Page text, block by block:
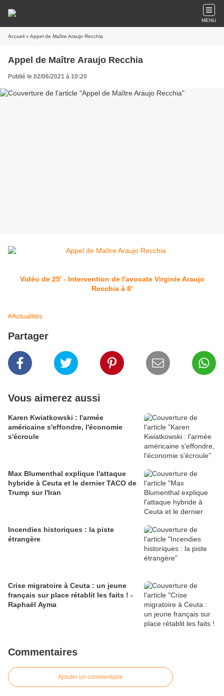
MENU
Accueil » Appel de Maître Araujo Recchia
Appel de Maître Araujo Recchia
Publié le 02/06/2021 à 10:20
Vidéo de 25' - Intervention de l'avocate Virginie Araujo
Recchia à 8'
#Actualités
Partager
Vous aimerez aussi
Karen Kwiatkowski : l'armée
américaine s'effondre, l'économie
s'écroule
Max Blumenthal explique l'attaque
hybride à Ceuta et le dernier TACO de
Trump sur l'Iran
Incendies historiques : la piste
étrangère
Crise migratoire à Ceuta : un jeune
français sur place rétablit les faits ! -
Raphaël Ayma
Commentaires
Ajouter un commentaire